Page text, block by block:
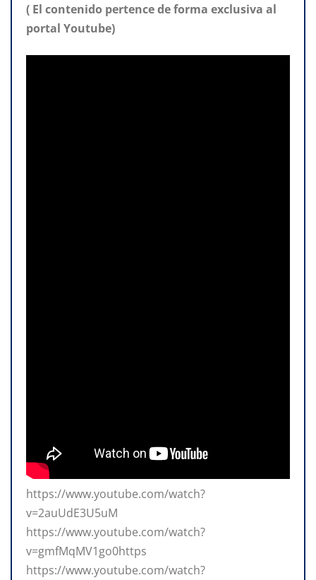
( El contenido pertence de forma exclusiva al
portal Youtube)
https://www.youtube.com/watch?
v=2auUdE3U5uM
https://www.youtube.com/watch?
v=gmfMqMV1go0https
https://www.youtube.com/watch?